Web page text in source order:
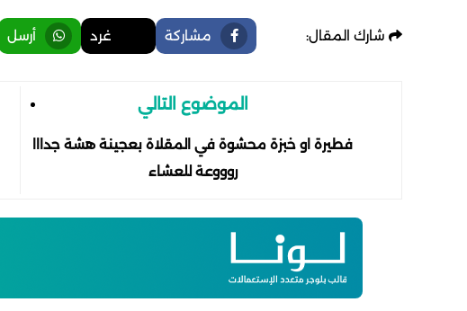
شارك المقال: مشاركة غرد أرسل
الموضوع التالي
فطيرة او خبزة محشوة في المقلاة بعجينة هشة جدااا
روووعة للعشاء